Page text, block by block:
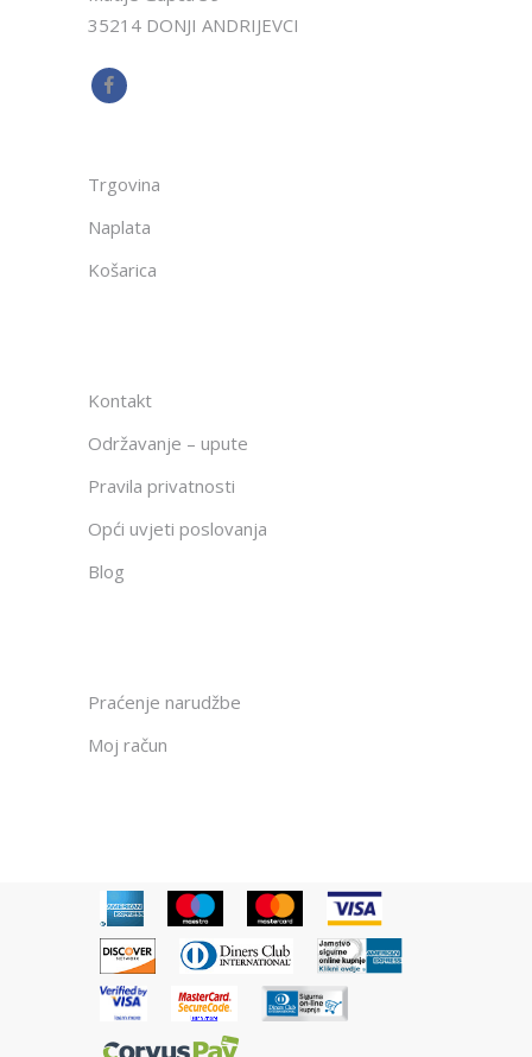
35214 DONJI ANDRIJEVCI
Trgovina
Naplata
Košarica
Kontakt
Održavanje – upute
Pravila privatnosti
Opći uvjeti poslovanja
Blog
Praćenje narudžbe
Moj račun